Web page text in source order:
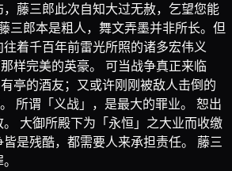
藤三郎此次自知大过无赦，乞望您能
三郎本是粗人，舞文弄墨并非所长。但
着千百年前雷光所照的诸多宏伟义
样完美的英豪。 可当战争真正来临
亭的酒友；又或许刚刚被敌人击倒的
所谓「义战」，是最大的罪业。 恕出
大御所殿下为「永恒」之大业而收缴
是残酷，都需要人来承担责任。 藤三